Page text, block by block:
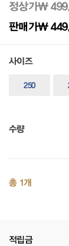
정상가₩
판매가₩
사이즈
250
수량
총 1개
적립금